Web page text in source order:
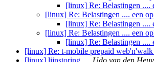
[linux] Re: Belastingen ....
[linux] Re: Belastingen .... een
[linux] Re: Belastingen ....
[linux] Re: Belastingen .... een
[linux] Re: Belastingen ....
[linux] Re: t-mobile prepaid